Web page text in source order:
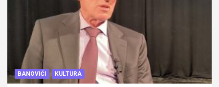
BANOVIĆI KULTURA